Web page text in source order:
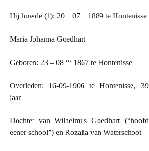
Hij huwde (1): 20 – 07 – 1889 te Hontenisse
Maria Johanna Goedhart
Geboren: 23 – 08 ‘“ 1867 te Hontenisse
Overleden: 16-09-1906 te Hontenisse, 39
jaar
Dochter van Wilhelmus Goedhart (“hoofd
eener school”) en Rozalia van Waterschoot